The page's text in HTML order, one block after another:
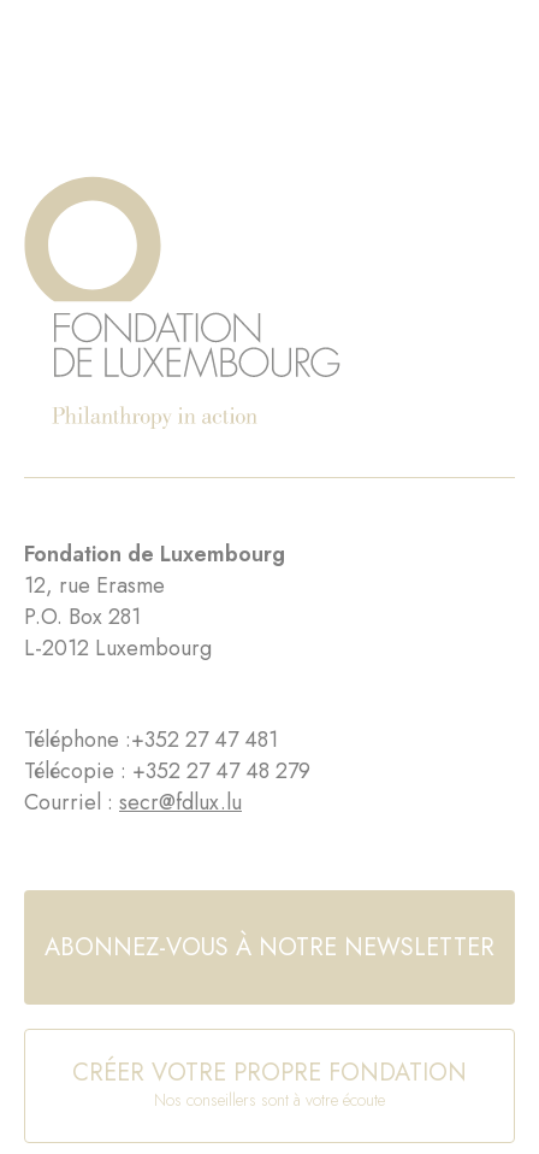
Fondation de Luxembourg
12, rue Erasme
P.O. Box 281
L-2012 Luxembourg
Téléphone :+352 27 47 481
Télécopie : +352 27 47 48 279
Courriel : secr@fdlux.lu
ABONNEZ-VOUS À NOTRE NEWSLETTER
CRÉER VOTRE PROPRE FONDATION
Nos conseillers sont à votre écoute